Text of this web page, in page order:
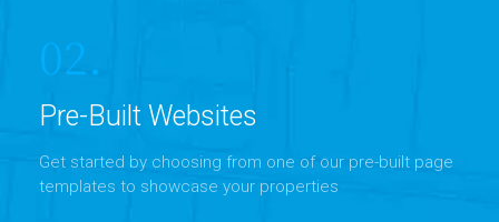
02.
Pre-Built Websites
Get started by choosing from one of our pre-built page
templates to showcase your properties